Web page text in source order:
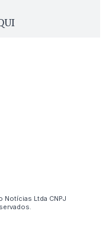
Ltda CNPJ